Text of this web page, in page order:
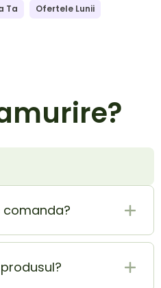
Ta Ofertele Lunii
este cel mai sigur si
acelasi timp poti